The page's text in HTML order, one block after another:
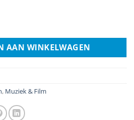
Bowl 1968 aantal
AAN WINKELWAGEN
, Muziek & Film